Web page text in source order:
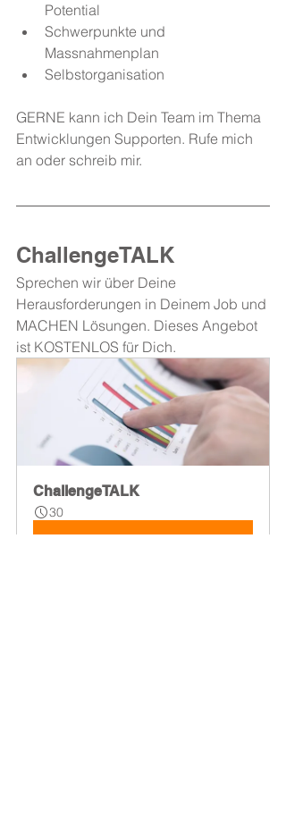
Potential
Schwerpunkte und
Massnahmenplan
Selbstorganisation
GERNE kann ich Dein Team im Thema
Entwicklungen Supporten. Rufe mich
an oder schreib mir.
ChallengeTALK
Sprechen wir über Deine
Herausforderungen in Deinem Job und
MACHEN Lösungen. Dieses Angebot
ist KOSTENLOS für Dich.
ChallengeTALK
30
Jetzt buchen